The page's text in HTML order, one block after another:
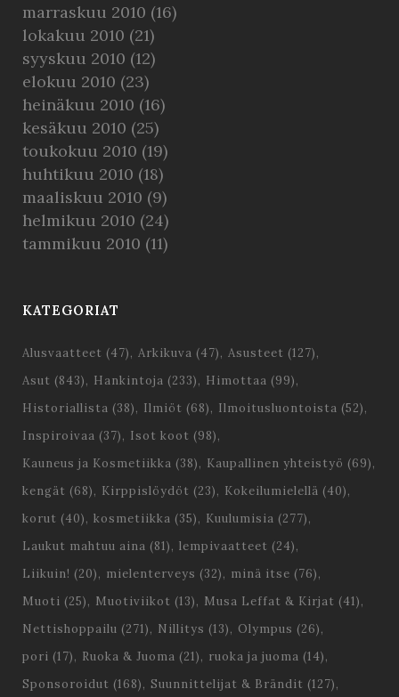
marraskuu 2010 (16)
lokakuu 2010 (21)
syyskuu 2010 (12)
elokuu 2010 (23)
heinäkuu 2010 (16)
kesäkuu 2010 (25)
toukokuu 2010 (19)
huhtikuu 2010 (18)
maaliskuu 2010 (9)
helmikuu 2010 (24)
tammikuu 2010 (11)
KATEGORIAT
Alusvaatteet (47) Arkikuva (47) Asusteet (127)
Asut (843) Hankintoja (233) Himottaa (99)
Historiallista (38) Ilmiöt (68) Ilmoitusluontoista (52)
Inspiroivaa (37) Isot koot (98)
Kauneus ja Kosmetiikka (38) Kaupallinen yhteistyö (69)
kengät (68) Kirppislöydöt (23) Kokeilumielellä (40)
korut (40) kosmetiikka (35) Kuulumisia (277)
Laukut mahtuu aina (81) lempivaatteet (24)
Liikuin! (20) mielenterveys (32) minä itse (76)
Muoti (25) Muotiviikot (13) Musa Leffat & Kirjat (41)
Nettishoppailu (271) Nillitys (13) Olympus (26)
pori (17) Ruoka & Juoma (21) ruoka ja juoma (14)
Sponsoroidut (168) Suunnittelijat & Brändit (127)